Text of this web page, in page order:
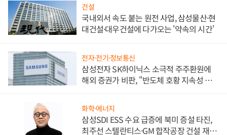
건설
국내외서 속도 붙는 원전 사업, 삼성물산·현
대건설·대우건설에 다가오는 '약속의 시간'
전자·전기·정보통신
삼성전자 SK하이닉스 소극적 주주환원에
해외 증권가 비판, "반도체 호황 지속성 의
화학·에너지
삼성SDI ESS 수요 급증에 북미 증설 타진,
최주선 스텔란티스·GM 합작공장 건설 재추